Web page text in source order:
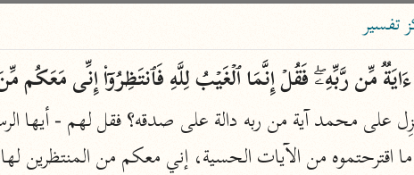
الباحث القرآني
علوم مصاحف
تفسير
ءَایَةࣱ مِّن رَّبِّهِۦۖ فَقُلۡ إِنَّمَا ٱلۡغَیۡبُ لِلَّهِ فَٱنتَظِرُوۤا۟ إِنِّی مَعَكُم
اقترحتموه من الآيات الحسية، إني معكم من المنتظرين